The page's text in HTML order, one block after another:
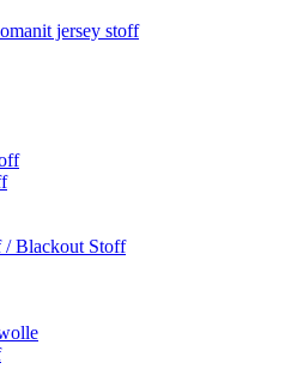
jersey stoff
/ Blackout Stoff